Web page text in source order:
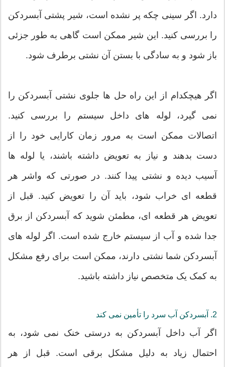
دارد. اگر سینی چکه پر نشده است، شیر پشتی آبسردکن
را بررسی کنید. این شیر ممکن است گاهی به طور جزئی
باز شود و به سادگی با بستن آن نشتی برطرف شود.
اگر هیچکدام از این راه حل ها جلوی نشتی آبسردکن را
نمی گیرد، لوله های داخل سیستم را بررسی کنید.
اتصالات ممکن است به مرور زمان کارایی خود را از
دست بدهند و نیاز به تعویض داشته باشند، یا لوله ها
آسیب دیده و نشتی پیدا کنند. در صورتی که واشر هر
قطعه ای خراب شود، باید آن را تعویض کنید. قبل از
تعویض هر قطعه ای، مطمئن شوید که آبسردکن از برق
جدا شده و آب از سیستم خارج شده است. اگر لوله های
آبسردکن شما نشتی دارند، ممکن است برای رفع مشکل
به کمک یک متخصص نیاز داشته باشید.
2. آبسردکن آب سرد را تأمین نمی کند
اگر آب داخل آبسردکن به درستی خنک نمی شود، به
احتمال زیاد به دلیل مشکل برقی است. قبل از هر